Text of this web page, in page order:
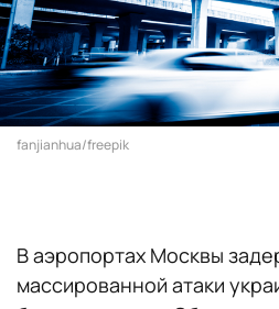
fanjianhua/freepik
В аэропортах Москвы
массированной атаки